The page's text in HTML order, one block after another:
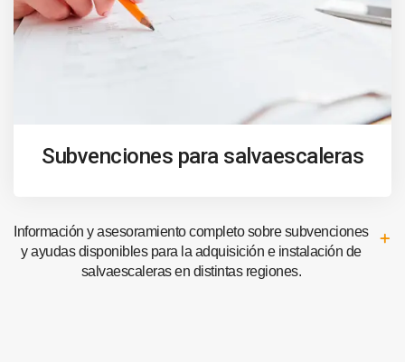
Subvenciones para salvaescaleras
Información y asesoramiento completo sobre subvenciones
y ayudas disponibles para la adquisición e instalación de
salvaescaleras en distintas regiones.